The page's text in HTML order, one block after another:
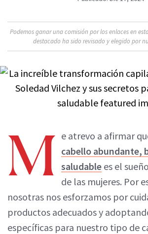
Podemos ganar una comisión por los enlaces en
destacado ha sido revisado y elegido por
M e atrevo a afirmar
cabello abundante,
saludable es el
de las mujeres. Por
nosotras nos esforzamos por
productos adecuados y
específicas para nuestro tipo de